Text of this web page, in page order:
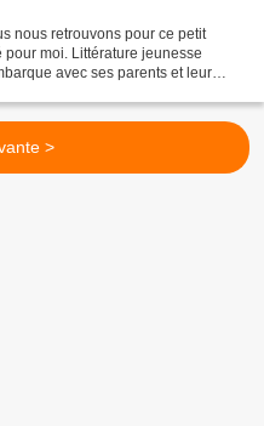
nous retrouvons pour ce petit
moi. Littérature jeunesse
avec ses parents et leur
>